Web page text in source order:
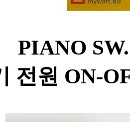
PIANO
전원 ON-